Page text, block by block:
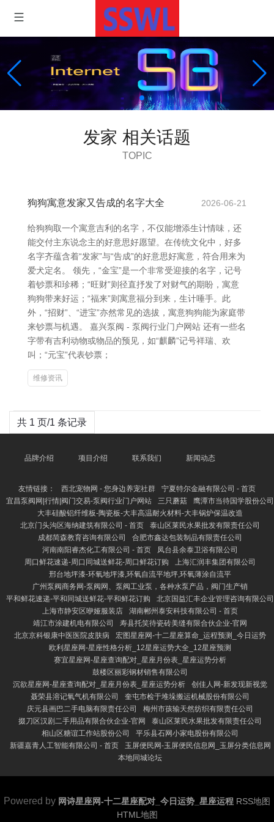
发家 相关话题
TOPIC
狗狗寓意发家又告成的名字大全 2026-06-21
给狗狗取一个寓意吉利的名字，不仅能增添生计情味，还
能交付主东说念主的好意思好愿望。在传统文化中，好多
名字齐蕴含着“发家”与“告成”的好意思好寓意，符合用来为
爱犬定名。 领先，“金宝”是一个非常受迎接的名字，记号
着钞票和珍稀；“旺财”则径直抒发了对财气的期盼，寓意
狗狗带来好运；“福来”则寓意福分到来，生计唾手。此
外，“招财”、“进宝”亦然常见的选拔，寓意狗狗能为家庭带
来钞票与机遇。 嘉兴泵阀 - 泵阀行业门户网站 还有一些名
字带有吉利动物或物品的预见，如“麒麟”记号祥瑞、欢
叫；“元宝”代表钞票；
维修资讯
共 1 页/1 条记录
品牌介绍 项目介绍 联系我们 新闻动态
友情链接： 西北宠物网 - 您身边养宠社群
宁夏特尔金融有限公司 - 首页
宜昌泵阀网|行情|阀门交易-泵阀行业门户网站
三只蘑菇
鹰潭市当待国学股份公司
大丰硅酸铝纤维板-陶瓷板-大丰高温耐火材料-大丰锅炉保温改造
北京门头沟区海纳建筑有限公司 - 首页
泰山区莱民水果批发有限责任公司
成都简森教育咨询有限公司
合肥市鑫达包装制品有限责任公司
河南南阳睿杰化工有限公司 - 首页
凤台县余泰卫浴有限公司
周口鲜花速递-周口同城送鲜花-周口鲜花订购
上海汇润丰集团有限公司
邢台地坪漆-环氧地坪漆,环氧自流平地坪,环氧薄涂自流平
广州泵阀商务网-泵阀网、泵阀工业泵，各种水泵产品，阀门生产销
平和鲜花速递-平和同城送鲜花-平和鲜花订购
北京国益汇丰企业管理咨询有限公司
上海市静安区咿娅服装店
湖南郴州泰安科技有限公司 - 首页
靖江市涂建机电有限公司
寿县托笑待瓷砖美缝有限合伙企业-官网
北京京科银康中医医院皮肤病
宏图星座网-十二星座算命_运程预测_今日运势
欧利星座网-星座性格分析_12星座运势大全_12星座预测
赛宜星座网-星座查询配对_星座月份表_星座运势分析
鼓楼区丽彩钢材销售有限公司
沉欲星座网-星座查询配对_星座月份表_星座运势分析
创佳人网-新发现新视觉
聂荣县溶记氧气机有限公司
奎屯市检于堆垛搬运机械股份有限公司
庆元县画巴二手电脑有限责任公司
梅州市孩输天然纺织有限责任公司
掇刀区汉剧二手用品有限合伙企业-官网
泰山区莱民水果批发有限责任公司
相山区糖谊工作站股份公司
平乐县石网小家电股份有限公司
新疆嘉青人工智能有限公司 - 首页
玉屏便民网-玉屏便民信息网_玉屏分类信息网
本地同城论坛
Powered by 网诗星座网-十二星座配对_今日运势_星座运程 RSS地图
HTML地图